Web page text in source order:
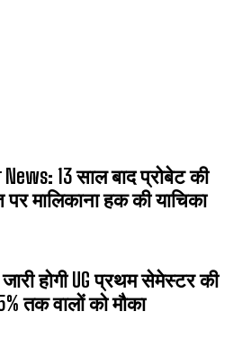
News: 13 साल बाद प्रोबेट की
मालिकाना हक की याचिका
होगी UG प्रथम सेमेस्टर की
तक वालों को मौका